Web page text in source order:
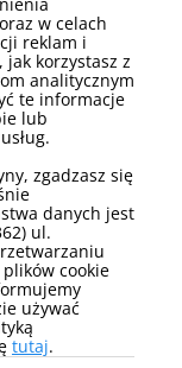
w celach
reklam i
korzystasz z
analitycznym
te informacje
lub
zgadzasz się
danych jest
ul.
cookie
używać
tutaj.